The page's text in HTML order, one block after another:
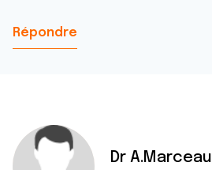
Répondre
Dr A.Marceau